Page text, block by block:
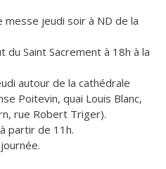
jeudi soir à ND de la
du Saint Sacrement à 18h à la
autour de la cathédrale
Poitevin, quai Louis Blanc,
rue Robert Triger).
partir de 11h.